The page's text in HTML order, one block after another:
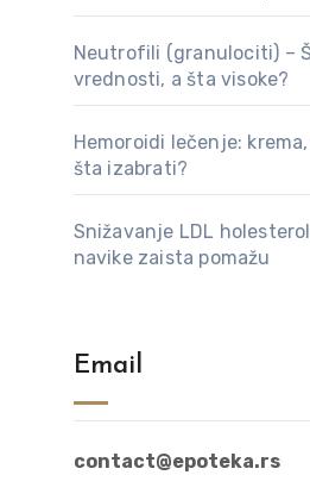
Neutrofili (granulociti) –
vrednosti, a šta visoke?
Hemoroidi lečenje:
šta izabrati?
Snižavanje LDL
navike zaista pomažu
Email
contact@epoteka.rs